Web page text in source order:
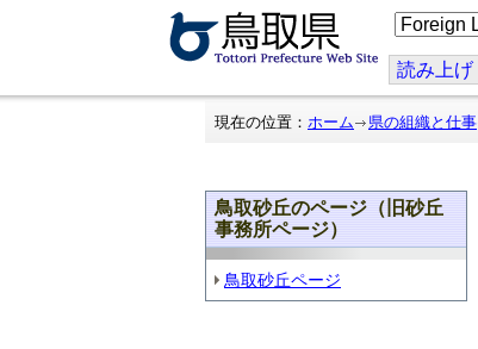
こ
の
ジ
を
翻
読み上げ
現在の位置： ホーム 県の組織と仕事
鳥取砂丘のページ（旧砂丘
事務所ページ）
鳥取砂丘ページ